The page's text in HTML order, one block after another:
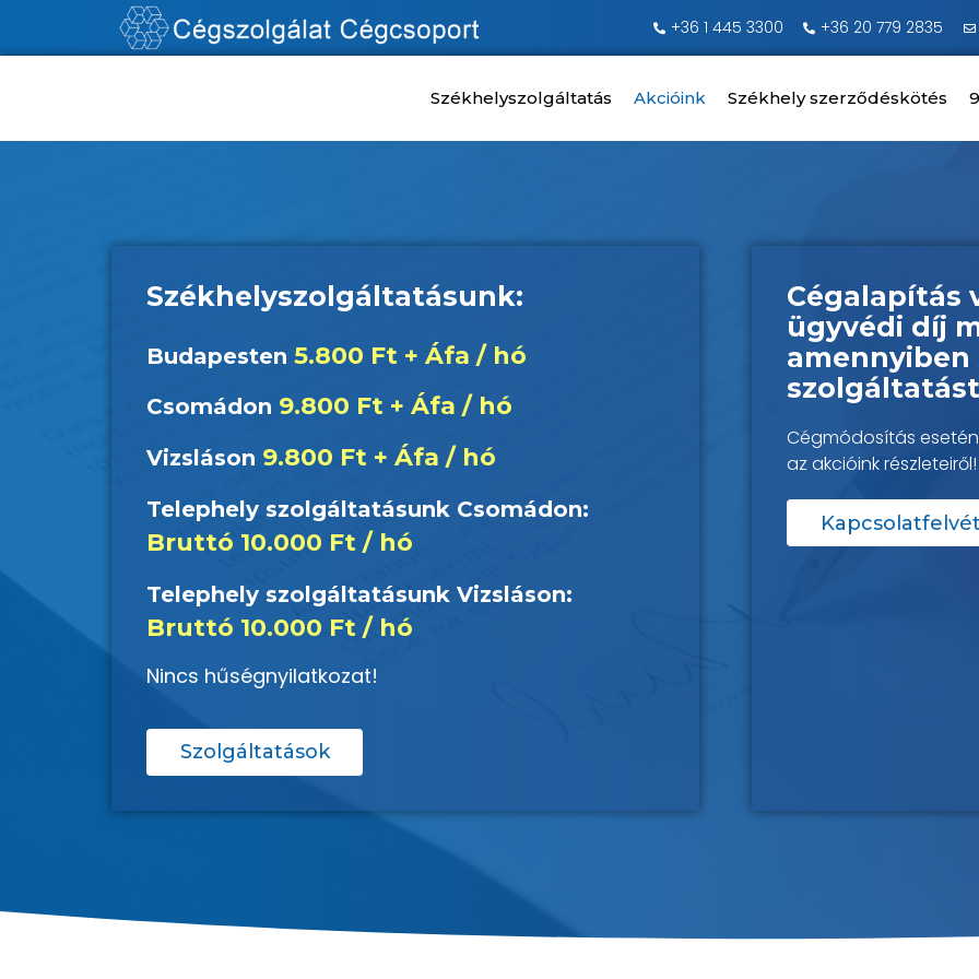
+36 1 445 3300 +36 20 779 2835
Székhelyszolgáltatás Akcióink Székhely szerződéskötés
Székhelyszolgáltatásunk:
Budapesten 5.800 Ft + Áfa / hó
Csomádon 9.800 Ft + Áfa / hó
Vizsláson 9.800 Ft + Áfa / hó
Telephely szolgáltatásunk Csomádon:
Bruttó 10.000 Ft / hó
Telephely szolgáltatásunk Vizsláson:
Bruttó 10.000 Ft / hó
Nincs hűségnyilatkozat!
Szolgáltatások
Cégalapítás
ügyvédi díj
Cégmódosítás esetén
az akcióink részleteiről!